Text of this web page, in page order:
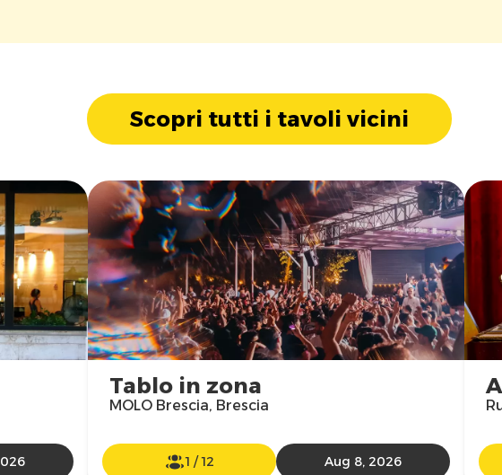
Scopri tutti i tavoli vicini
Tablo in zona
MOLO Brescia, Brescia
1 /12 Aug 8, 2026